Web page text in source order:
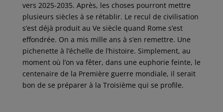
vers 2025-2035. Après, les choses pourront mettre
plusieurs siècles à se rétablir. Le recul de civilisation
s’est déjà produit au Ve siècle quand Rome s’est
effondrée. On a mis mille ans à s’en remettre. Une
pichenette à l’échelle de l’histoire. Simplement, au
moment où l’on va fêter, dans une euphorie feinte, le
centenaire de la Première guerre mondiale, il serait
bon de se préparer à la Troisième qui se profile.